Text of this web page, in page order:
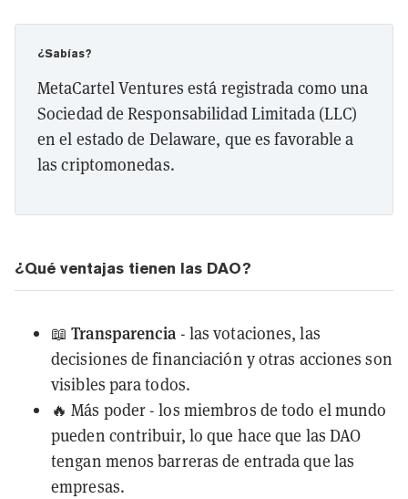
¿Sabías?
MetaCartel Ventures está registrada como una
Sociedad de Responsabilidad Limitada (LLC)
en el estado de Delaware, que es favorable a
las criptomonedas.
¿Qué ventajas tienen las DAO?
📖Transparencia- las votaciones, las
decisiones de financiación y otras acciones son
visibles para todos.
🔥 Más poder - los miembros de todo el mundo
pueden contribuir, lo que hace que las DAO
tengan menos barreras de entrada que las
empresas.